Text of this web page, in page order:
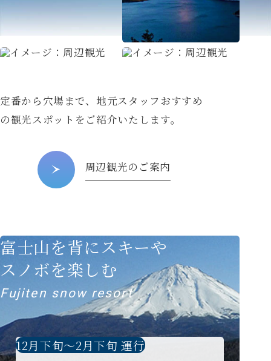
定番から穴場まで、地元スタッフおすすめ
の観光スポットをご紹介いたします。
周辺観光のご案内
富士山を背にスキーや
スノボを楽しむ
Fujiten snow resort
12月下旬～2月下旬 運行